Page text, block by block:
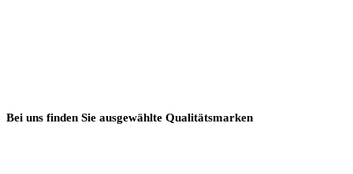
Bei uns finden Sie ausgewählte Qualitätsmarken